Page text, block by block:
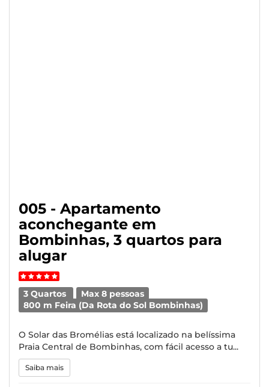
005 - Apartamento
aconchegante em
Bombinhas, 3 quartos para
alugar
3 Quartos
Max 8 pessoas
800 m Feira (Da Rota do Sol Bombinhas)
O Solar das Bromélias está localizado na belíssima
Praia Central de Bombinhas, com fácil acesso a tu...
Saiba mais